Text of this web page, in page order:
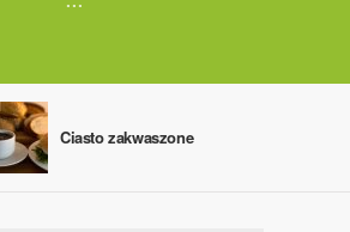
Ciasto zakwaszone